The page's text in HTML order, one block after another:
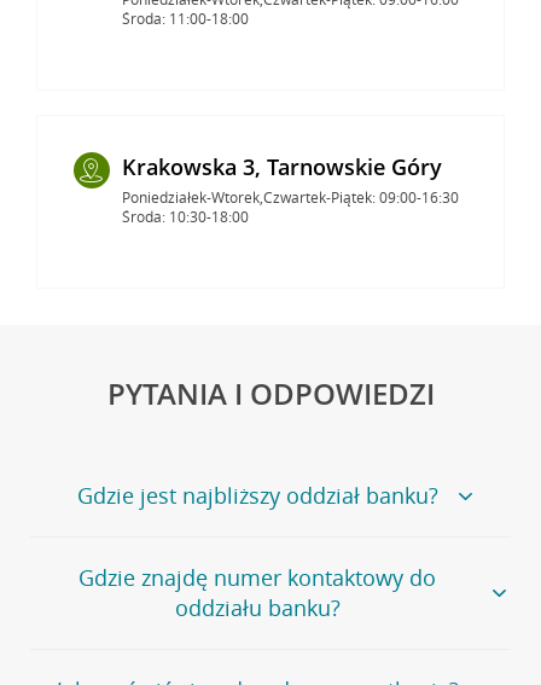
Środa: 11:00-18:00
Krakowska 3, Tarnowskie Góry
Poniedziałek-Wtorek,Czwartek-Piątek: 09:00-16:30
Środa: 10:30-18:00
PYTANIA I ODPOWIEDZI
Gdzie jest najbliższy oddział banku?
Jeśli szukasz oddziału naszego banku, zapraszamy na
stronęPlacówki i bankomaty, na której znajduje się
wygodna wyszukiwarka.
oddziałów
Gdzie znajdę numer kontaktowy do
oddziału banku?
Bank Credit Agricole nie udostępnia ogólnego numeru